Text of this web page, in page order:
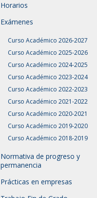
Horarios
Exámenes
Curso Académico 2026-2027
Curso Académico 2025-2026
Curso Académico 2024-2025
Curso Académico 2023-2024
Curso Académico 2022-2023
Curso Académico 2021-2022
Curso Académico 2020-2021
Curso Académico 2019-2020
Curso Académico 2018-2019
Normativa de progreso y
permanencia
Prácticas en empresas